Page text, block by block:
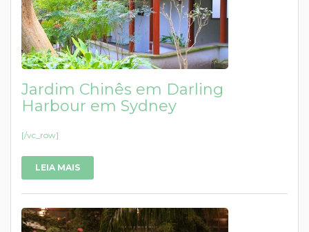
Jardim Chinês em Darling
Harbour em Sydney
[/vc_row]
LEIA MAIS